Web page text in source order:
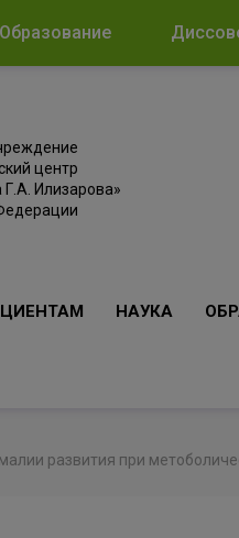
Образование
центр
Илизарова»
НАУКА
развития при